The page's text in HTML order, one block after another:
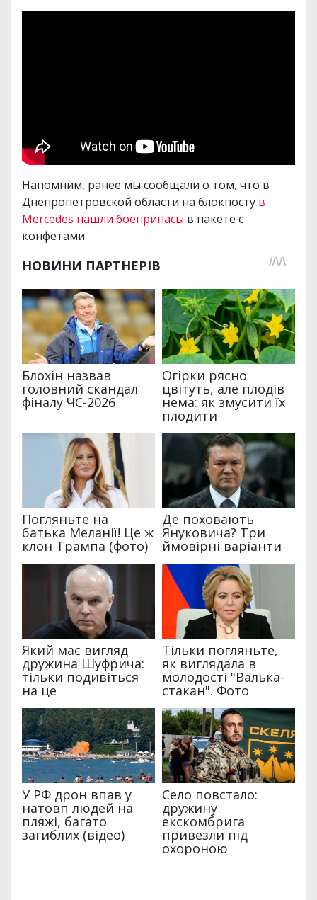
Напомним, ранее мы сообщали о том, что в
Днепропетровской области на блокпосту в
Mercedes нашли боеприпасы в пакете с
конфетами.